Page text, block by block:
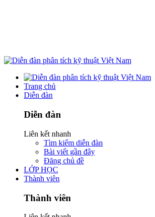
Trang chủ
Diễn đàn
Diễn đàn
Liên kết nhanh
Tìm kiếm diễn đàn
Bài viết gần đây
Đăng chủ đề
LỚP HỌC
Thành viên
Thành viên